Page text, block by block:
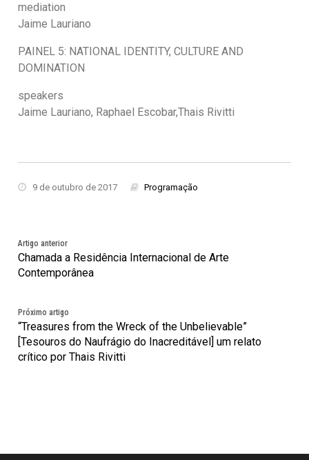
mediation
Jaime Lauriano
PAINEL 5: NATIONAL IDENTITY, CULTURE AND
DOMINATION
speakers
Jaime Lauriano, Raphael Escobar,Thais Rivitti
9 de outubro de 2017 Programação
Artigo anterior
Chamada a Residência Internacional de Arte
Contemporânea
Próximo artigo
“Treasures from the Wreck of the Unbelievable”
[Tesouros do Naufrágio do Inacreditável] um relato
crítico por Thais Rivitti